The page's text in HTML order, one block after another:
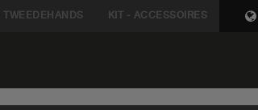
TWEEDEHANDS KIT - ACCESSOIRES